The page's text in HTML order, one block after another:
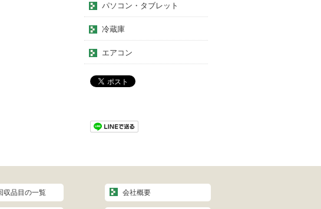
パソコン・タブレット
冷蔵庫
エアコン
収品目の一覧 会社概要